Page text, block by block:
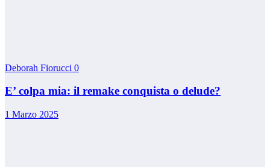
Deborah Fiorucci 0
E’ colpa mia: il remake conquista o delude?
1 Marzo 2025